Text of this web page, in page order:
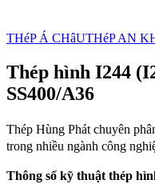
THéP Á CHâUTHéP AN
Thép hình I244
SS400/A36
Thép Hùng Phát chuyên
trong nhiều ngành công
Thông số kỹ thuật thép